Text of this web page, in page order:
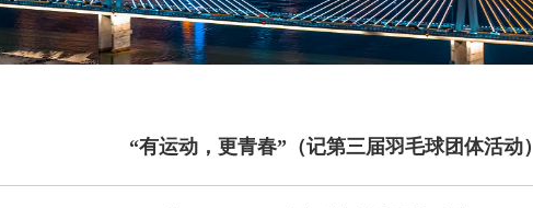
“有运动，更青春”（记第三届羽毛球团体活动）